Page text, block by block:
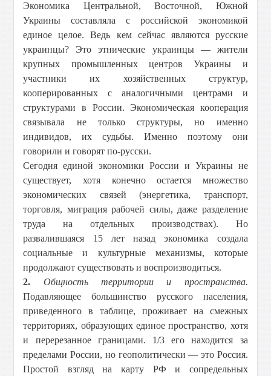
Экономика Центральной, Восточной, Южной
Украины составляла с российской экономикой
единое целое. Ведь кем сейчас являются русские
украинцы? Это этнические украинцы — жители
крупных промышленных центров Украины и
участники их хозяйственных структур,
кооперированных с аналогичными центрами и
структурами в России. Экономическая кооперация
связывала не только структуры, но именно
индивидов, их судьбы. Именно поэтому они
говорили и говорят по-русски.
Сегодня единой экономики России и Украины не
существует, хотя конечно остается множество
экономических связей (энергетика, транспорт,
торговля, миграция рабочей силы, даже разделение
труда на отдельных производствах). Но
развалившаяся 15 лет назад экономика создала
социальные и культурные механизмы, которые
продолжают существовать и воспроизводиться.
2.
Общность территории и пространства.
Подавляющее большинство русского населения,
приведенного в таблице, проживает на смежных
территориях, образующих единое пространство, хотя
и перерезанное границами. 1/3 его находится за
пределами России, но геополитически — это Россия.
Простой взгляд на карту РФ и сопредельных